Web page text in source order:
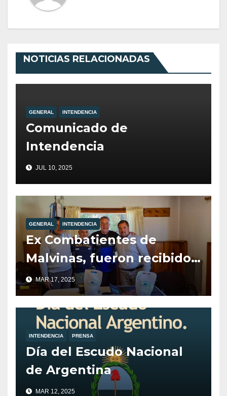
NOTICIAS RELACIONADAS
GENERAL INTENDENCIA
Comunicado de
Intendencia
JUL 10, 2025
GENERAL INTENDENCIA
Ex Combatientes de
Malvinas, fueron recibidos
por el Intendente de Villa
la Angostura, Javier Murer.
MAR 17, 2025
INTENDENCIA PRENSA
Día del Escudo Nacional
de Argentina
MAR 12, 2025